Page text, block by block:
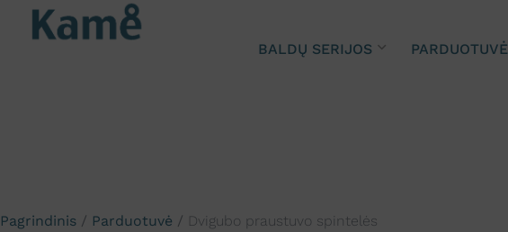
BALDŲ SERIJOS PARDUOTUVĖ
Pagrindinis / Parduotuvė / Dvigubo praustuvo spintelės